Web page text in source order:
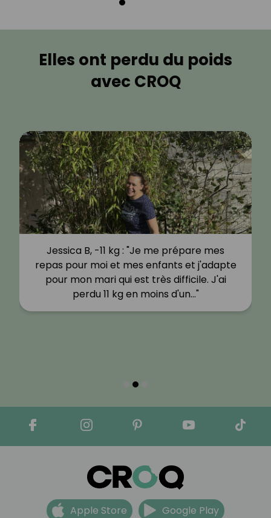
Elles ont perdu du poids
avec CROQ
Jessica B, -11 kg : "Je me prépare mes
repas pour moi et mes enfants et j'adapte
pour mon mari qui est très difficile. J'ai
perdu 11 kg en moins d'un…"
Apple Store Google Play